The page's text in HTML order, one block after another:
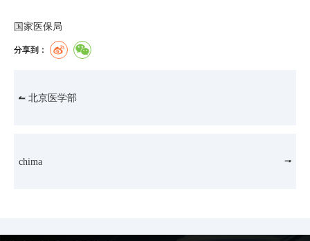
国家医保局
分享到：
北京医学部
chima